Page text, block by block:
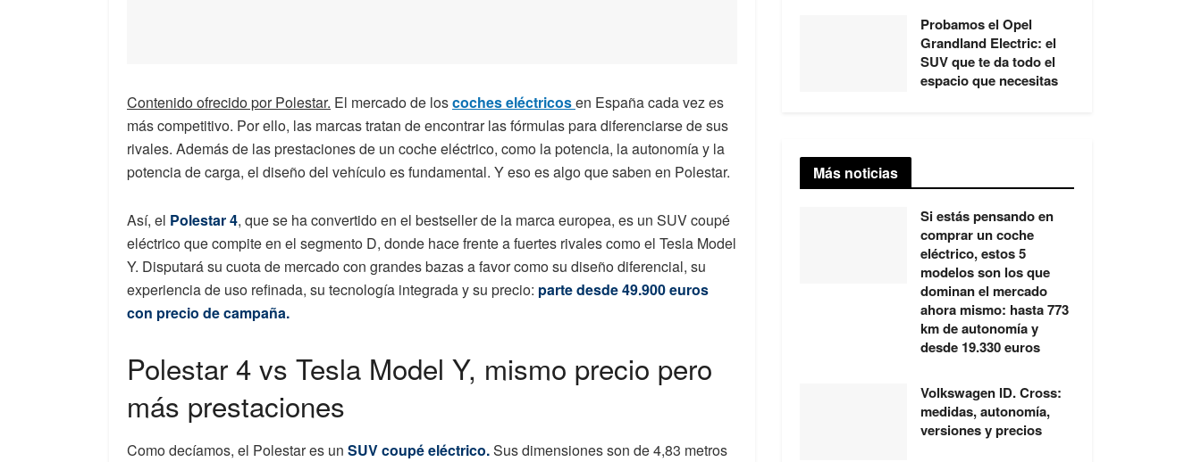
Contenido ofrecido por Polestar. El mercado de loscoches eléctricosen España cada vez es
más competitivo. Por ello, las marcas tratan de encontrar las fórmulas para diferenciarse de sus
rivales. Además de las prestaciones de un coche eléctrico, como la potencia, la autonomía y la
potencia de carga, el diseño del vehículo es fundamental. Y eso es algo que saben en Polestar.
Así, el Polestar 4, que se ha convertido en el bestseller de la marca europea, es un SUV coupé
eléctrico que compite en el segmento D, donde hace frente a fuertes rivales como el Tesla Model
Y. Disputará su cuota de mercado con grandes bazas a favor como su diseño diferencial, su
experiencia de uso refinada, su tecnología integrada y su precio: parte desde 49.900 euros
con precio de campaña.
Polestar 4 vs Tesla Model Y, mismo precio pero
más prestaciones
Como decíamos, el Polestar es un SUV coupé eléctrico.Sus dimensiones son de 4,83 metros
Probamos el Opel
Grandland Electric: el
SUV que te da todo el
espacio que necesitas
Más noticias
Si estás pensando en
comprar un coche
eléctrico, estos 5
modelos son los que
dominan el mercado
ahora mismo: hasta 773
km de autonomía y
desde 19.330 euros
Volkswagen ID. Cross:
medidas, autonomía,
versiones y precios